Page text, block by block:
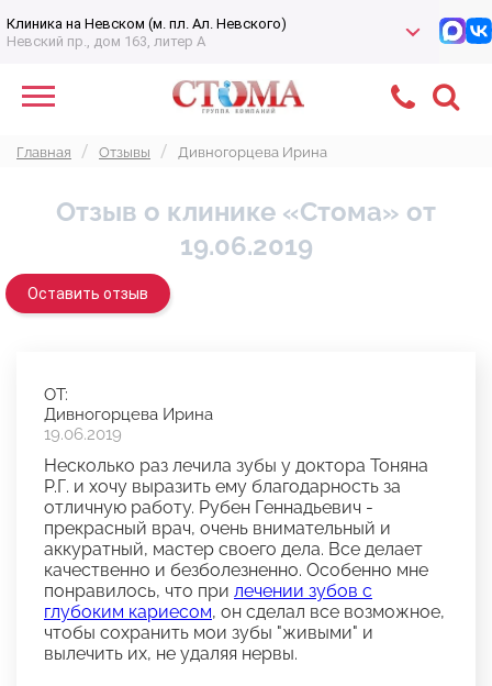
Клиника на Невском (м. пл. Ал. Невского)
Невский пр., дом 163, литер А
Главная Отзывы Дивногорцева Ирина
Отзыв о клинике «Стома» от
19.06.2019
Оставить отзыв
ОТ:
Дивногорцева Ирина
19.06.2019
Несколько раз лечила зубы у доктора Тоняна
Р.Г. и хочу выразить ему благодарность за
отличную работу. Рубен Геннадьевич -
прекрасный врач, очень внимательный и
аккуратный, мастер своего дела. Все делает
качественно и безболезненно. Особенно мне
понравилось, что при лечении зубов с
глубоким кариесом, он сделал все возможное,
чтобы сохранить мои зубы "живыми" и
вылечить их, не удаляя нервы.